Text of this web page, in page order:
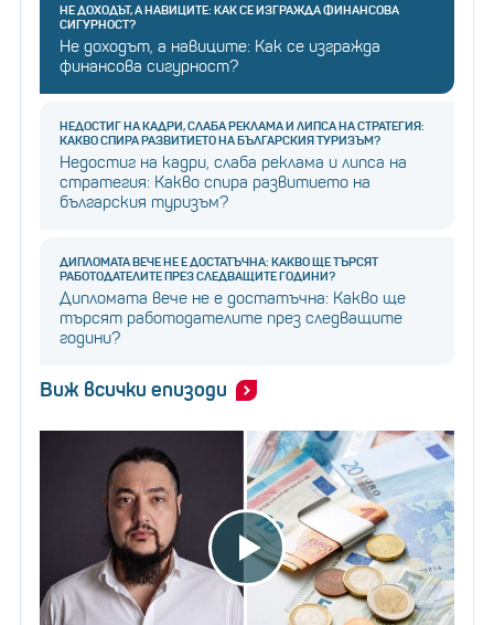
НЕ ДОХОДЪТ, А НАВИЦИТЕ: КАК СЕ ИЗГРАЖДА ФИНАНСОВА
СИГУРНОСТ?
Не доходът, а навиците: Как се изгражда
финансова сигурност?
НЕДОСТИГ НА КАДРИ, СЛАБА РЕКЛАМА И ЛИПСА НА СТРАТЕГИЯ:
КАКВО СПИРА РАЗВИТИЕТО НА БЪЛГАРСКИЯ ТУРИЗЪМ?
Недостиг на кадри, слаба реклама и липса на
стратегия: Какво спира развитието на
българския туризъм?
ДИПЛОМАТА ВЕЧЕ НЕ Е ДОСТАТЪЧНА: КАКВО ЩЕ ТЪРСЯТ
РАБОТОДАТЕЛИТЕ ПРЕЗ СЛЕДВАЩИТЕ ГОДИНИ?
Дипломата вече не е достатъчна: Какво ще
търсят работодателите през следващите
години?
Виж всички епизоди